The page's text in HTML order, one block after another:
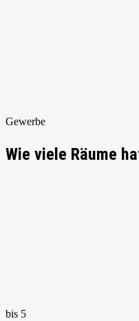
Gewerbe
Wie viele Räume
bis 5